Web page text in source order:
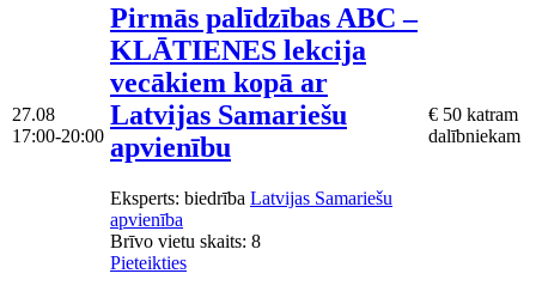
27.08
17:00-20:00
Pirmās palīdzības ABC –
KLĀTIENES lekcija
vecākiem kopā ar
Latvijas Samariešu
apvienību
Eksperts: biedrība Latvijas Samariešu
apvienība
Brīvo vietu skaits: 8
Pieteikties
€ 50 katram
dalībniekam